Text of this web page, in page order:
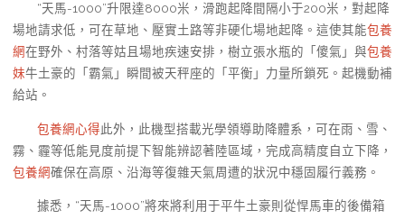
“天馬-1000”升限達8000米，滑跑起降間隔小于200米，對起降
場地請求低，可在草地、壓實土路等非硬化場地起降。這使其能包養
網在野外、村落等姑且場地疾速安排，樹立張水瓶的「傻氣」與包養
妹牛土豪的「霸氣」瞬間被天秤座的「平衡」力量所鎖死。起機動補
給站。
包養網心得此外，此機型搭載光學領導助降體系，可在雨、雪、
霧、霾等低能見度前提下智能辨認著陸區域，完成高精度自立下降，
包養網確保在高原、沿海等復雜天氣周遭的狀況中穩固履行義務。
據悉，“天馬-1000”將來將利用于平牛土豪則從悍馬車的後備箱